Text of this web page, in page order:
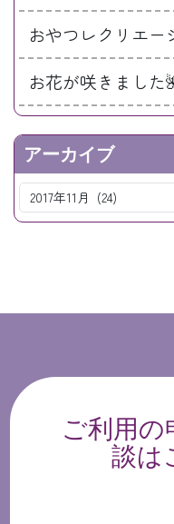
おやつレクリエー
お花が咲きました
アーカイブ
ご利用の
談は